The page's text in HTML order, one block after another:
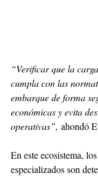
“Verificar que la
cumpla con las
embarque de forma
económicas y evita
operativas”, ahondó
En este ecosistema,
especializados son